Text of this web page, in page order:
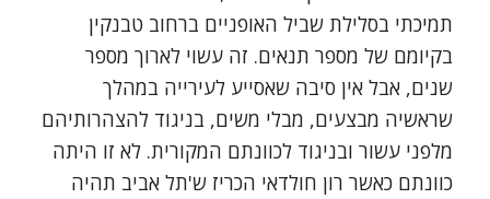
תמיכתי בסלילת שביל האופניים ברחוב טבנקין
בקיומם של מספר תנאים. זה עשוי לארוך מספר
שנים, אבל אין סיבה שאסייע לעירייה במהלך
שראשיה מבצעים, מבלי משים, בניגוד להצהרותיהם
מלפני עשור ובניגוד לכוונתם המקורית. לא זו היתה
כוונתם כאשר רון חולדאי הכריז ש'תל אביב תהיה